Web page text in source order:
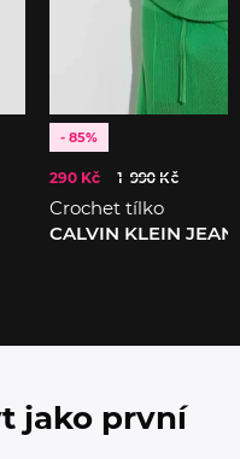
- 85%
290 Kč 1 990 Kč
Crochet tílko
CALVIN KLEIN
jako první